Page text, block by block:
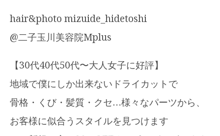
hair&photo mizuide_hidetoshi
@二子玉川美容院Mplus
【30代40代50代〜大人女子に好評】
地域で僕にしか出来ないドライカットで
骨格・くび・髪質・クセ…様々なパーツから、
お客様に似合うスタイルを見つけます